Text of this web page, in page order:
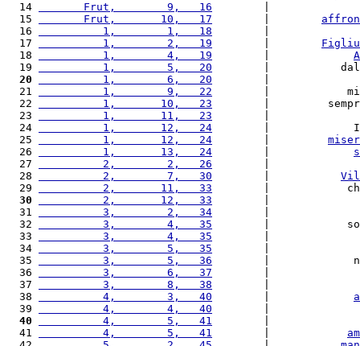
  14
       Frut,        9,   16
  15
       Frut,       10,   17
  16
          1,        1,   18
  17
          1,        2,   19
  18
          1,        4,   19
  19
          1,        5,   20
|
  20
          1,        6,   20
  21
          1,        9,   22
|
  22
          1,       10,   23
|
  23
          1,       11,   23
  24
          1,       12,   24
|
  25
          1,       12,   24
  26
          1,       13,   24
  27
          2,        2,   26
  28
          2,        7,   30
  29
          2,       11,   33
|
  30
          2,       12,   33
  31
          3,        2,   34
  32
          3,        4,   35
|
  33
          3,        4,   35
  34
          3,        5,   35
  35
          3,        5,   36
|
  36
          3,        6,   37
  37
          3,        8,   38
  38
          4,        3,   40
  39
          4,        4,   40
  40
          4,        5,   41
  41
          4,        5,   41